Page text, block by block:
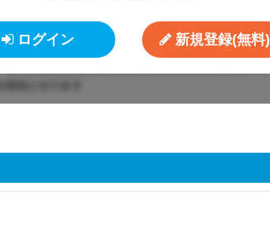
ログイン 新規登録(無料)